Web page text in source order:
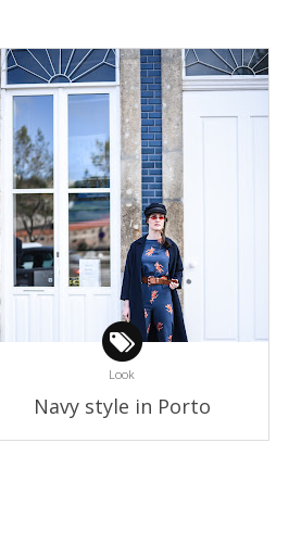
Look
Navy style in Porto